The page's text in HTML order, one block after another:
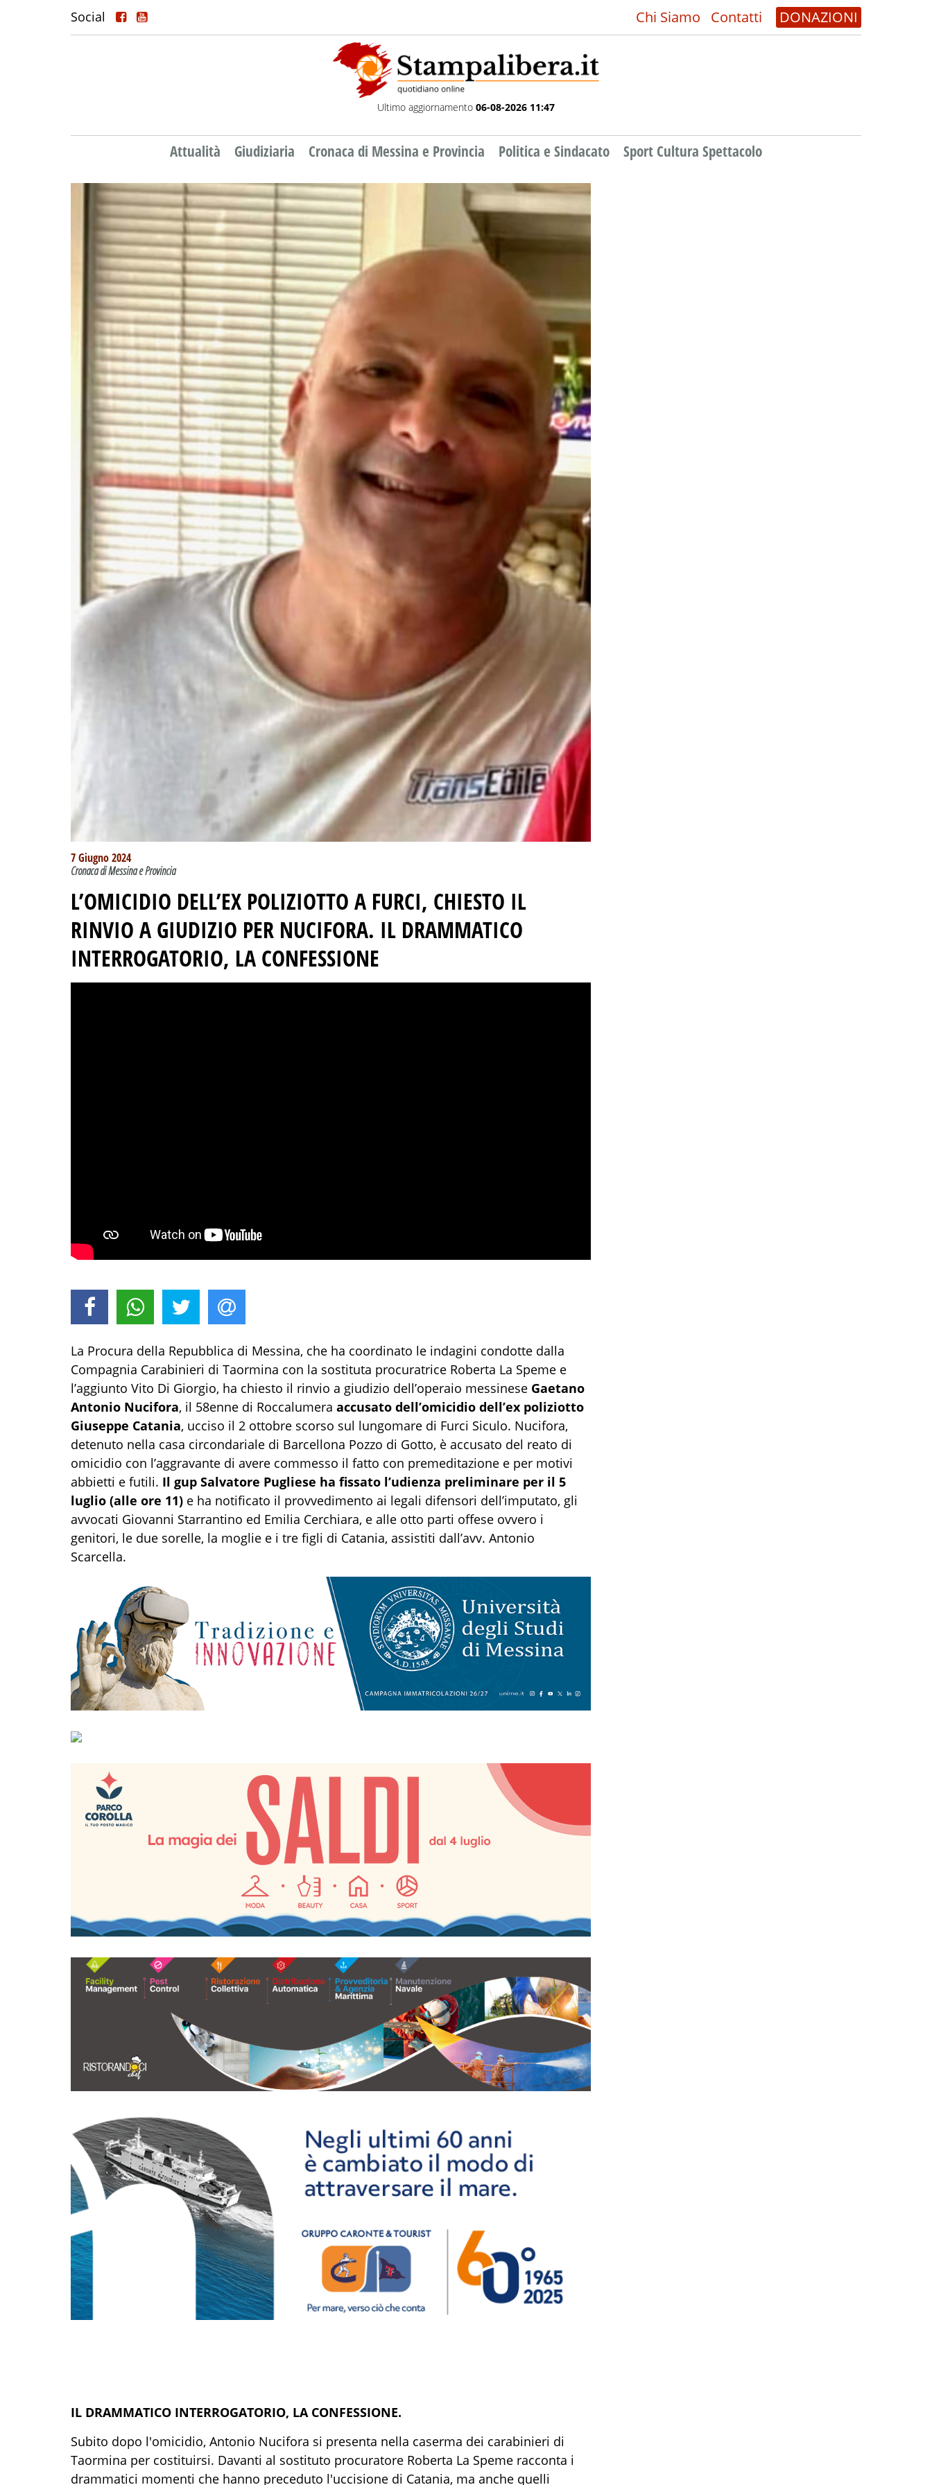
Social Chi Siamo Contatti DONAZIONI
Ultimo aggiornamento 06-08-2026 11:47
Attualità Giudiziaria Cronaca di Messina e Provincia Politica e Sindacato Sport Cultura Spettacolo
7 Giugno 2024
Cronaca di Messina e Provincia
L’OMICIDIO DELL’EX POLIZIOTTO A FURCI, CHIESTO IL
RINVIO A GIUDIZIO PER NUCIFORA. IL DRAMMATICO
INTERROGATORIO, LA CONFESSIONE
La Procura della Repubblica di Messina, che ha coordinato le indagini condotte dalla
Compagnia Carabinieri di Taormina con la sostituta procuratrice Roberta La Speme e
l’aggiunto Vito Di Giorgio, ha chiesto il rinvio a giudizio dell’operaio messinese Gaetano
Antonio Nucifora, il 58enne di Roccalumera accusato dell’omicidio dell’ex poliziotto
Giuseppe Catania, ucciso il 2 ottobre scorso sul lungomare di Furci Siculo. Nucifora,
detenuto nella casa circondariale di Barcellona Pozzo di Gotto, è accusato del reato di
omicidio con l’aggravante di avere commesso il fatto con premeditazione e per motivi
abbietti e futili. Il gup Salvatore Pugliese ha fissato l’udienza preliminare per il 5
luglio (alle ore 11) e ha notificato il provvedimento ai legali difensori dell’imputato, gli
avvocati Giovanni Starrantino ed Emilia Cerchiara, e alle otto parti offese ovvero i
genitori, le due sorelle, la moglie e i tre figli di Catania, assistiti dall’avv. Antonio
Scarcella.
IL DRAMMATICO INTERROGATORIO, LA CONFESSIONE.
Subito dopo l'omicidio, Antonio Nucifora si presenta nella caserma dei carabinieri di
Taormina per costituirsi. Davanti al sostituto procuratore Roberta La Speme racconta i
drammatici momenti che hanno preceduto l'uccisione di Catania, ma anche quelli